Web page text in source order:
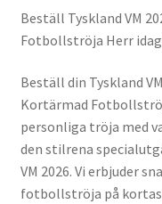
Beställ Tyskland VM
Fotbollströja Herr idag
Beställ din Tyskland
Kortärmad
personliga tröja med
den stilrena
VM 2026. Vi erbjuder
fotbollströja på